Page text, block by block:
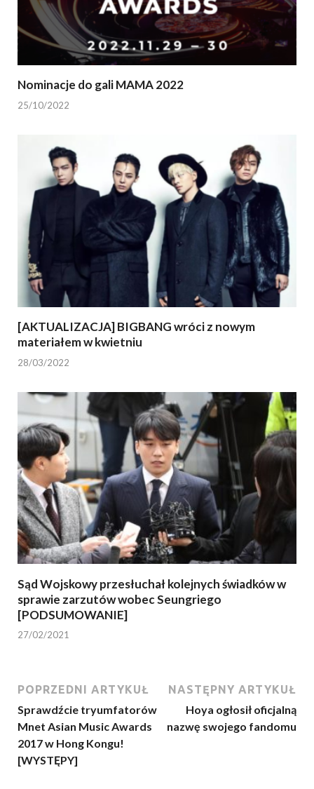
Nominacje do gali MAMA 2022
25/10/2022
[AKTUALIZACJA] BIGBANG wróci z nowym
materiałem w kwietniu
28/03/2022
Sąd Wojskowy przesłuchał kolejnych świadków w
sprawie zarzutów wobec Seungriego
[PODSUMOWANIE]
27/02/2021
POPRZEDNI ARTYKUŁ
Sprawdźcie tryumfatorów
Mnet Asian Music Awards
2017 w Hong Kongu!
[WYSTĘPY]
NASTĘPNY ARTYKUŁ
Hoya ogłosił oficjalną
nazwę swojego fandomu